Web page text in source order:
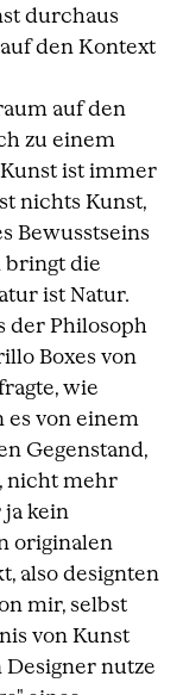
durchaus
den Kontext
auf den
zu einem
ist immer
nichts Kunst,
Bewusstseins
bringt die
ist Natur.
der Philosoph
Boxes von
wie
es von einem
Gegenstand,
nicht mehr
kein
originalen
also designten
mir, selbst
von Kunst
Designer nutze